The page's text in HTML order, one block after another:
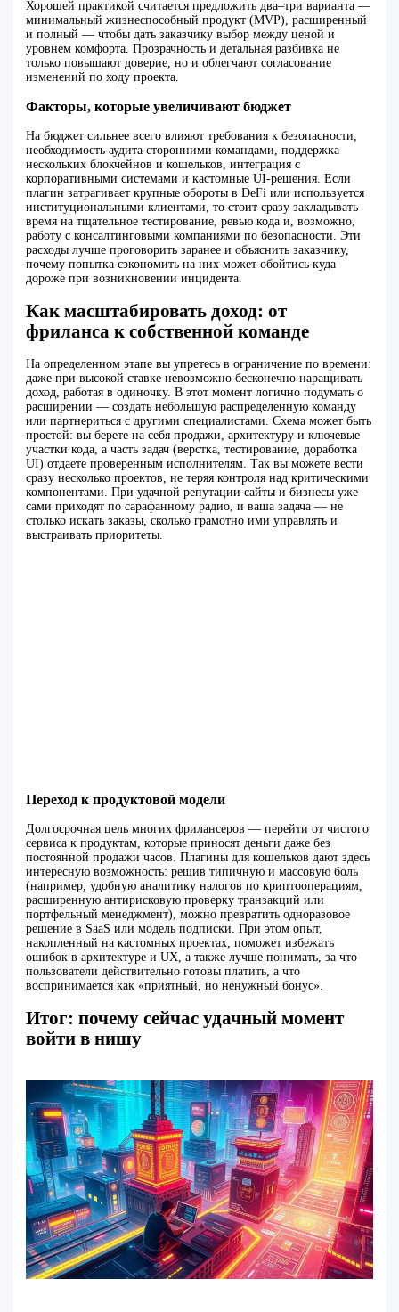
Хорошей практикой считается предложить два–три варианта —
минимальный жизнеспособный продукт (MVP), расширенный
и полный — чтобы дать заказчику выбор между ценой и
уровнем комфорта. Прозрачность и детальная разбивка не
только повышают доверие, но и облегчают согласование
изменений по ходу проекта.
Факторы, которые увеличивают бюджет
На бюджет сильнее всего влияют требования к безопасности,
необходимость аудита сторонними командами, поддержка
нескольких блокчейнов и кошельков, интеграция с
корпоративными системами и кастомные UI-решения. Если
плагин затрагивает крупные обороты в DeFi или используется
институциональными клиентами, то стоит сразу закладывать
время на тщательное тестирование, ревью кода и, возможно,
работу с консалтинговыми компаниями по безопасности. Эти
расходы лучше проговорить заранее и объяснить заказчику,
почему попытка сэкономить на них может обойтись куда
дороже при возникновении инцидента.
Как масштабировать доход: от
фриланса к собственной команде
На определенном этапе вы упретесь в ограничение по времени:
даже при высокой ставке невозможно бесконечно наращивать
доход, работая в одиночку. В этот момент логично подумать о
расширении — создать небольшую распределенную команду
или партнериться с другими специалистами. Схема может быть
простой: вы берете на себя продажи, архитектуру и ключевые
участки кода, а часть задач (верстка, тестирование, доработка
UI) отдаете проверенным исполнителям. Так вы можете вести
сразу несколько проектов, не теряя контроля над критическими
компонентами. При удачной репутации сайты и бизнесы уже
сами приходят по сарафанному радио, и ваша задача — не
столько искать заказы, сколько грамотно ими управлять и
выстраивать приоритеты.
Переход к продуктовой модели
Долгосрочная цель многих фрилансеров — перейти от чистого
сервиса к продуктам, которые приносят деньги даже без
постоянной продажи часов. Плагины для кошельков дают здесь
интересную возможность: решив типичную и массовую боль
(например, удобную аналитику налогов по криптооперациям,
расширенную антирисковую проверку транзакций или
портфельный менеджмент), можно превратить одноразовое
решение в SaaS или модель подписки. При этом опыт,
накопленный на кастомных проектах, поможет избежать
ошибок в архитектуре и UX, а также лучше понимать, за что
пользователи действительно готовы платить, а что
воспринимается как «приятный, но ненужный бонус».
Итог: почему сейчас удачный момент
войти в нишу